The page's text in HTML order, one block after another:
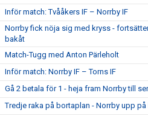
Inför match: Tvååkers IF – Norrby IF
Norrby fick nöja sig med kryss -
bakåt
Match-Tugg med Anton Pärleholt
Inför match: Norrby IF – Torns IF
Gå 2 betala för 1 - heja fram Norrby till
Tredje raka på bortaplan - Norrby upp